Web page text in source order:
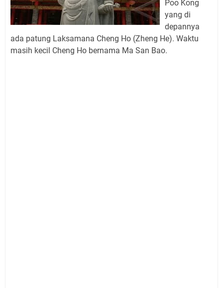
Poo Kong
yang di
depannya
ada patung Laksamana Cheng Ho (Zheng He). Waktu
masih kecil Cheng Ho bernama Ma San Bao.